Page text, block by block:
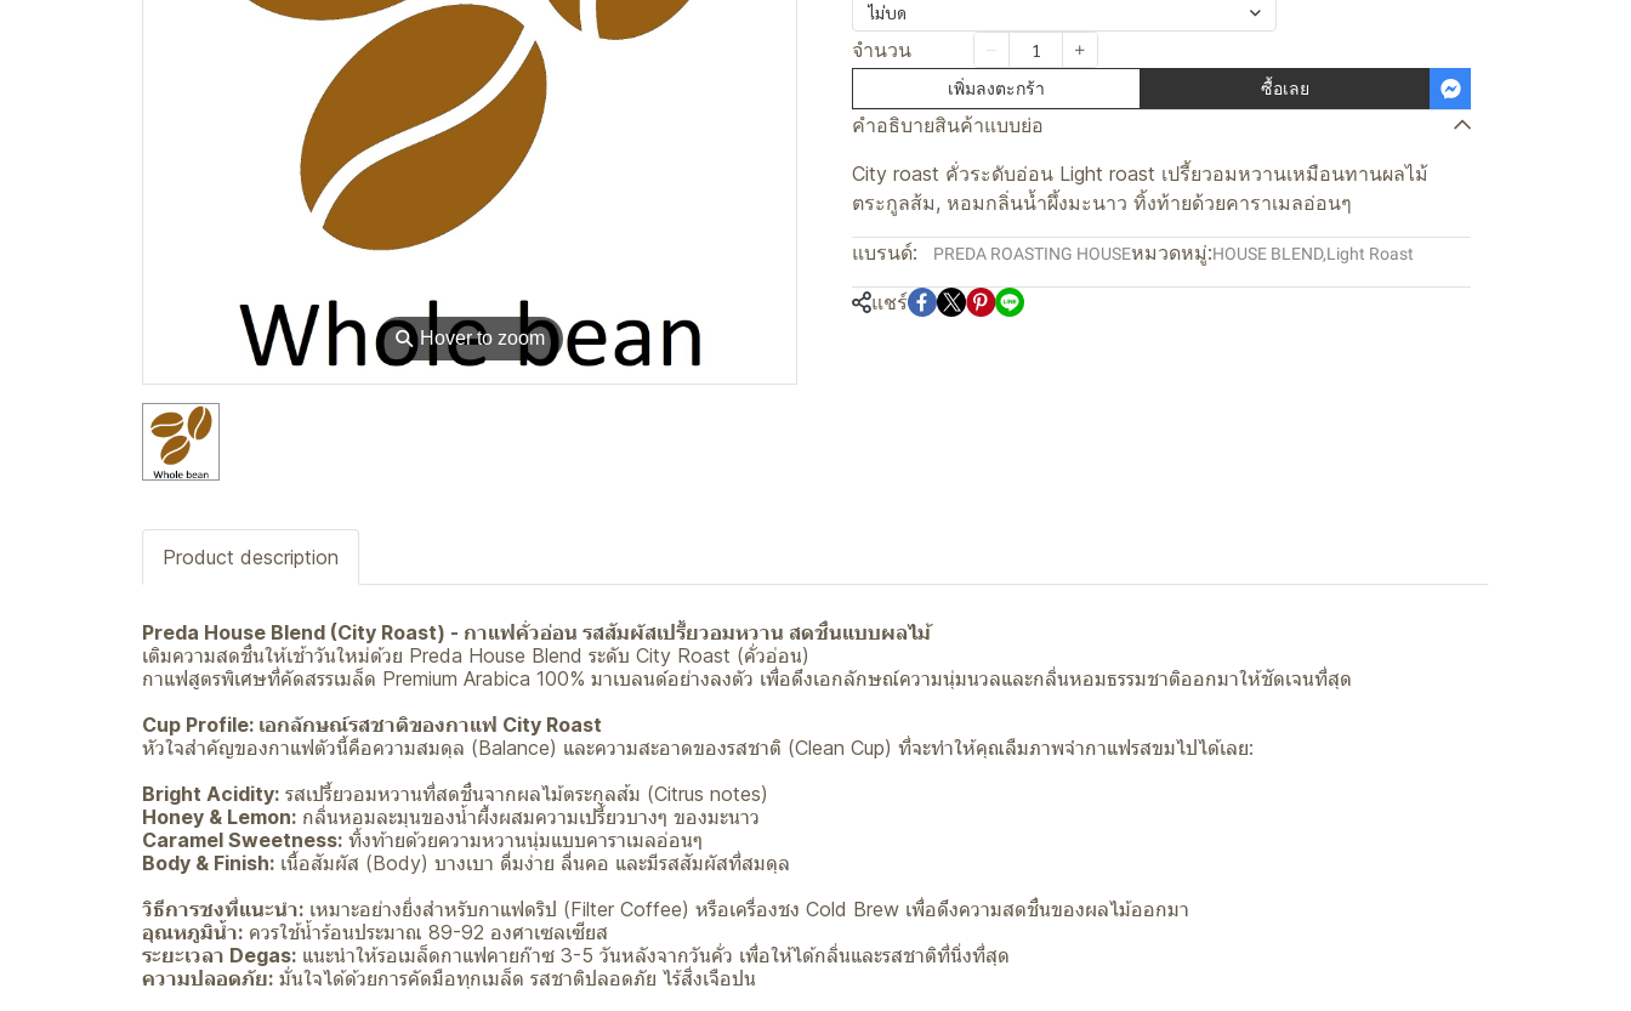
⚲Hover to zoom
ไม่บด
จำนวน
เพิ่มลงตะกร้า ซื้อเลย
คำอธิบายสินค้าแบบย่อ
City roast คั่วระดับอ่อน Light roast เปรี้ยวอมหวานเหมือนทานผลไม้
ตระกูลส้ม, หอมกลิ่นน้ำผึ้งมะนาว ทิ้งท้ายด้วยคาราเมลอ่อนๆ
แบรนด์: PREDA ROASTING HOUSEหมวดหมู่:HOUSE BLEND,Light Roast
แชร์
Product description
Preda House Blend (City Roast) - กาแฟคั่วอ่อน รสสัมผัสเปรี้ยวอมหวาน สดชื่นแบบผลไม้
เติมความสดชื่นให้เช้าวันใหม่ด้วย Preda House Blend ระดับ City Roast (คั่วอ่อน)
กาแฟสูตรพิเศษที่คัดสรรเมล็ด Premium Arabica 100% มาเบลนด์อย่างลงตัว เพื่อดึงเอกลักษณ์ความนุ่มนวลและกลิ่นหอมธรรมชาติออกมาให้ชัดเจนที่สุด
Cup Profile: เอกลักษณ์รสชาติของกาแฟ City Roast
หัวใจสำคัญของกาแฟตัวนี้คือความสมดุล (Balance) และความสะอาดของรสชาติ (Clean Cup) ที่จะทำให้คุณลืมภาพจำกาแฟรสขมไปได้เลย:
Bright Acidity: รสเปรี้ยวอมหวานที่สดชื่นจากผลไม้ตระกูลส้ม (Citrus notes)
Honey & Lemon: กลิ่นหอมละมุนของน้ำผึ้งผสมความเปรี้ยวบางๆ ของมะนาว
Caramel Sweetness: ทิ้งท้ายด้วยความหวานนุ่มแบบคาราเมลอ่อนๆ
Body & Finish: เนื้อสัมผัส (Body) บางเบา ดื่มง่าย ลื่นคอ และมีรสสัมผัสที่สมดุล
วิธีการชงที่แนะนำ: เหมาะอย่างยิ่งสำหรับกาแฟดริป (Filter Coffee) หรือเครื่องชง Cold Brew เพื่อดึงความสดชื่นของผลไม้ออกมา
อุณหภูมิน้ำ: ควรใช้น้ำร้อนประมาณ 89-92 องศาเซลเซียส
ระยะเวลา Degas: แนะนำให้รอเมล็ดกาแฟคายก๊าซ 3-5 วันหลังจากวันคั่ว เพื่อให้ได้กลิ่นและรสชาติที่นิ่งที่สุด
ความปลอดภัย: มั่นใจได้ด้วยการคัดมือทุกเมล็ด รสชาติปลอดภัย ไร้สิ่งเจือปน